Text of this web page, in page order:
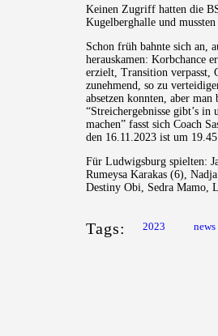
Keinen Zugriff hatten die
Kugelberghalle und
Schon früh bahnte sich an,
herauskamen: Korbchance
erzielt, Transition verpasst,
zunehmend, so zu
absetzen konnten, aber
“Streichergebnisse gibt’s
machen” fasst sich Coach
den 16.11.2023 ist um
Für Ludwigsburg spielten:
Rumeysa Karakas (6),
Destiny Obi, Sedra Mamo,
Tags: 2023 news